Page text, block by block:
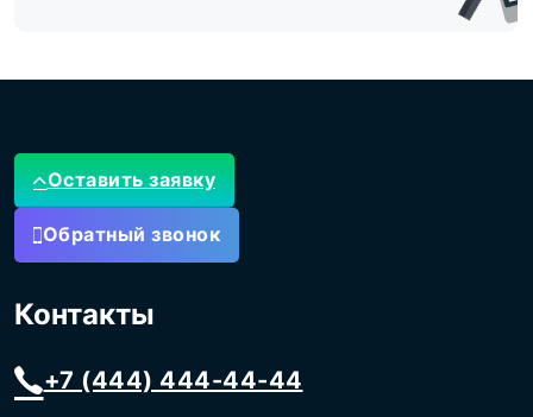
Оставить заявку
Обратный звонок
Контакты
+7 (444) 444-44-44